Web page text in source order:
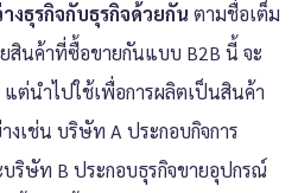
งธุรกิจกับธุรกิจด้วยกัน ตามชื่อเต็ม
ยสินค้าที่ซื้อขายกันแบบ B2B นี้ จะ
แต่นำไปใช้เพื่อการผลิตเป็นสินค้า
งเช่น บริษัท A ประกอบกิจการ
บริษัท B ประกอบธุรกิจขายอุปกรณ์